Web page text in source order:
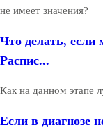
не имеет значения?
Что делать, если
Распис...
Как на данном этапе
Если в диагнозе